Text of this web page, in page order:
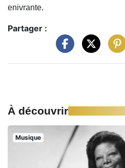
enivrante.
Partager :
À découvrir
Musique